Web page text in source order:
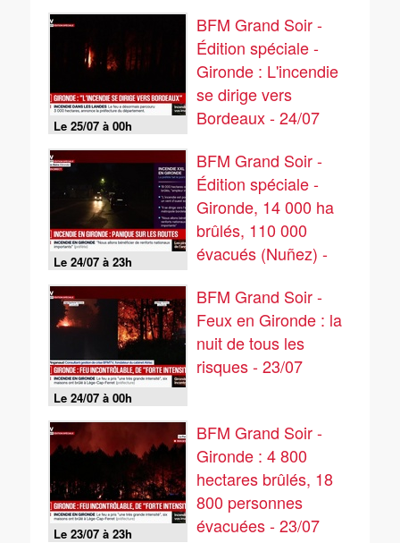
Le 25/07 à 00h
BFM Grand Soir -
Édition spéciale -
Gironde : L'incendie
se dirige vers
Bordeaux - 24/07
Le 24/07 à 23h
BFM Grand Soir -
Édition spéciale -
Gironde, 14 000 ha
brûlés, 110 000
évacués (Nuñez) -
Le 24/07 à 00h
BFM Grand Soir -
Feux en Gironde : la
nuit de tous les
risques - 23/07
Le 23/07 à 23h
BFM Grand Soir -
Gironde : 4 800
hectares brûlés, 18
800 personnes
évacuées - 23/07